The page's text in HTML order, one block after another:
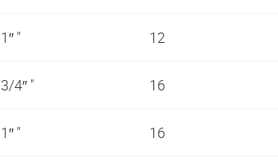
1″ " 12
3/4″ " 16
1″ " 16